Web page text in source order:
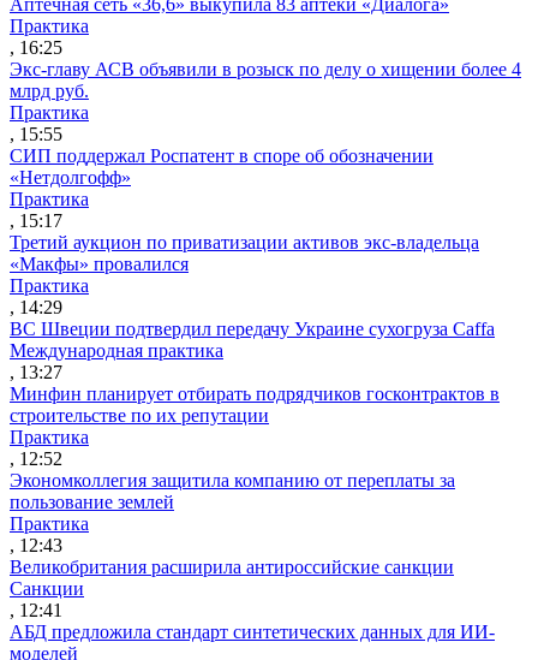
Практика
, 16:25
Экс-главу АСВ объявили в розыск по делу о хищении более 4
млрд руб.
Практика
, 15:55
СИП поддержал Роспатент в споре об обозначении
«Нетдолгофф»
Практика
, 15:17
Третий аукцион по приватизации активов экс-владельца
«Макфы» провалился
Практика
, 14:29
ВС Швеции подтвердил передачу Украине сухогруза Caffa
Международная практика
, 13:27
Минфин планирует отбирать подрядчиков госконтрактов в
строительстве по их репутации
Практика
, 12:52
Экономколлегия защитила компанию от переплаты за
пользование землей
Практика
, 12:43
Великобритания расширила антироссийские санкции
Санкции
, 12:41
АБД предложила стандарт синтетических данных для ИИ-
моделей